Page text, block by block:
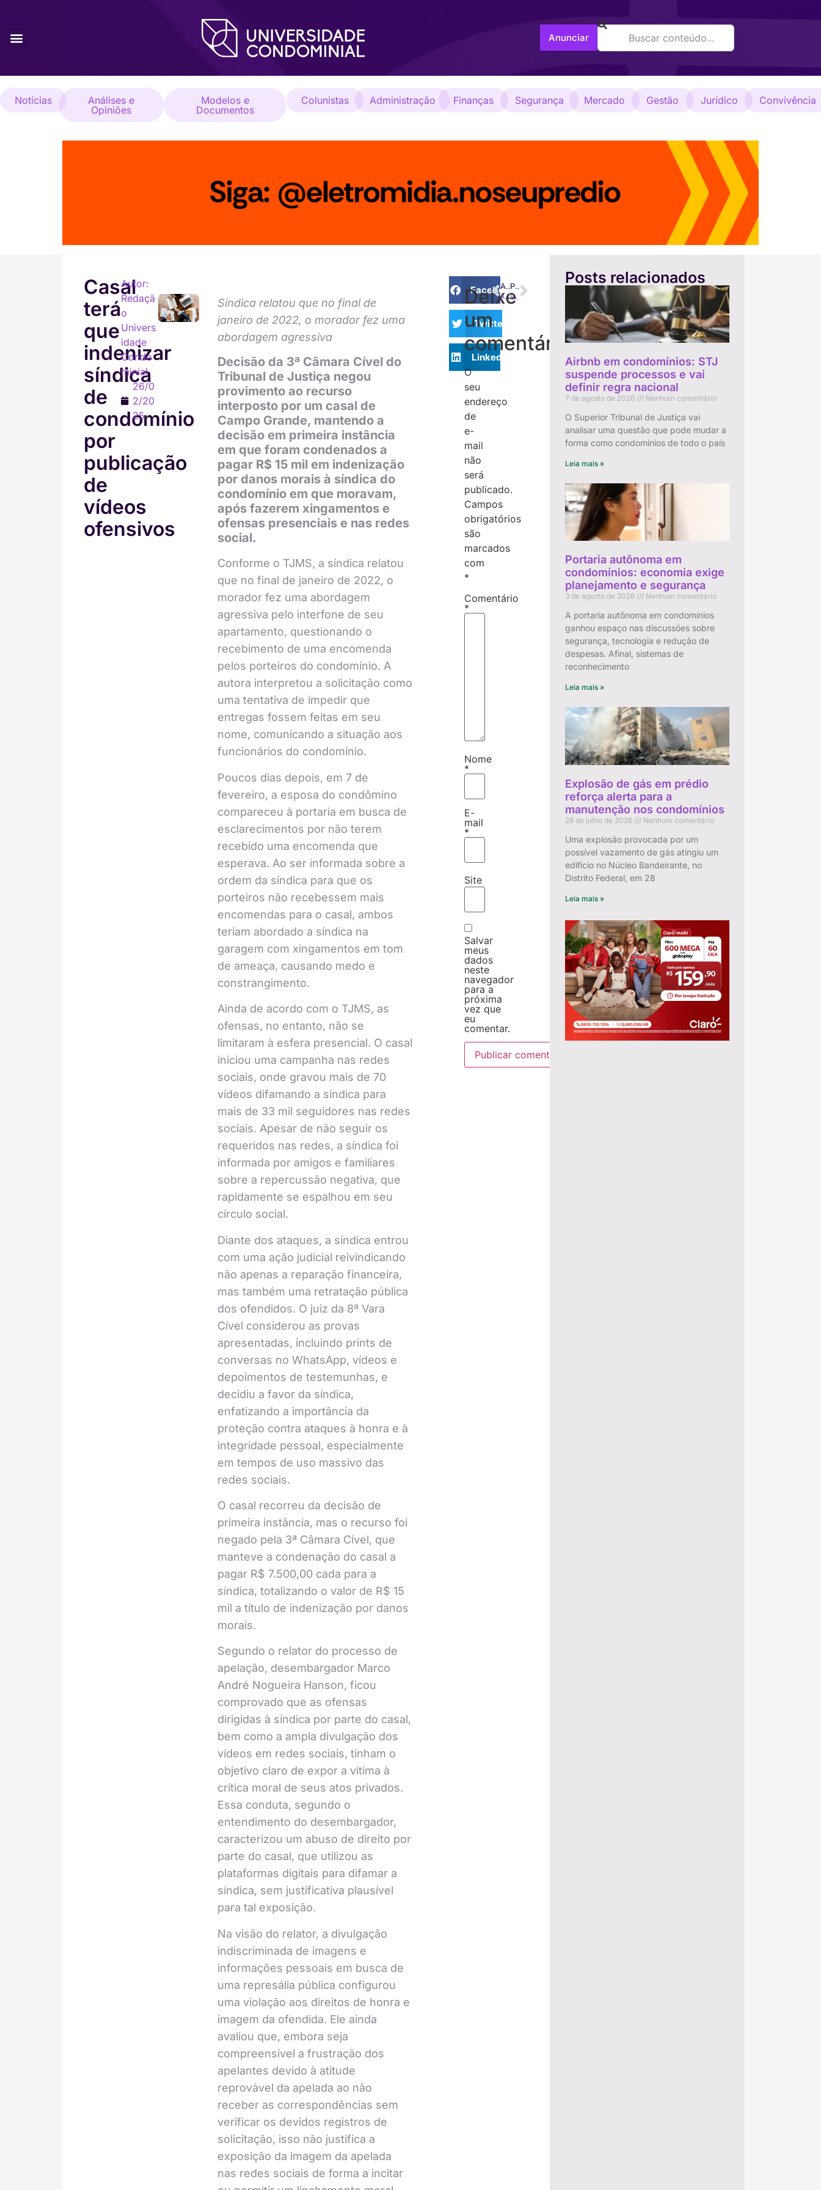
Anunciar
Notícias
Análises e
Opiniões
Modelos e
Documentos
Colunistas Administração Finanças Segurança Mercado Gestão Jurídico Convivência
Casal
terá
que
indenizar
síndica
de
condomínio
por
publicação
de
vídeos
ofensivos
Autor:
Redaçã
o
Univers
idade
Condo
minial
26/0
2/20
25
Síndica relatou que no final de
janeiro de 2022, o morador fez uma
abordagem agressiva
Decisão da 3ª Câmara Cível do
Tribunal de Justiça negou
provimento ao recurso
interposto por um casal de
Campo Grande, mantendo a
decisão em primeira instância
em que foram condenados a
pagar R$ 15 mil em indenização
por danos morais à síndica do
condomínio em que moravam,
após fazerem xingamentos e
ofensas presenciais e nas redes
social.
Conforme o TJMS, a síndica relatou
que no final de janeiro de 2022, o
morador fez uma abordagem
agressiva pelo interfone de seu
apartamento, questionando o
recebimento de uma encomenda
pelos porteiros do condomínio. A
autora interpretou a solicitação como
uma tentativa de impedir que
entregas fossem feitas em seu
nome, comunicando a situação aos
funcionários do condomínio.
Poucos dias depois, em 7 de
fevereiro, a esposa do condômino
compareceu à portaria em busca de
esclarecimentos por não terem
recebido uma encomenda que
esperava. Ao ser informada sobre a
ordem da síndica para que os
porteiros não recebessem mais
encomendas para o casal, ambos
teriam abordado a síndica na
garagem com xingamentos em tom
de ameaça, causando medo e
constrangimento.
Ainda de acordo com o TJMS, as
ofensas, no entanto, não se
limitaram à esfera presencial. O casal
iniciou uma campanha nas redes
sociais, onde gravou mais de 70
vídeos difamando a síndica para
mais de 33 mil seguidores nas redes
sociais. Apesar de não seguir os
requeridos nas redes, a síndica foi
informada por amigos e familiares
sobre a repercussão negativa, que
rapidamente se espalhou em seu
círculo social.
Diante dos ataques, a síndica entrou
com uma ação judicial reivindicando
não apenas a reparação financeira,
mas também uma retratação pública
dos ofendidos. O juiz da 8ª Vara
Cível considerou as provas
apresentadas, incluindo prints de
conversas no WhatsApp, vídeos e
depoimentos de testemunhas, e
decidiu a favor da síndica,
enfatizando a importância da
proteção contra ataques à honra e à
integridade pessoal, especialmente
em tempos de uso massivo das
redes sociais.
O casal recorreu da decisão de
primeira instância, mas o recurso foi
negado pela 3ª Câmara Cível, que
manteve a condenação do casal a
pagar R$ 7.500,00 cada para a
síndica, totalizando o valor de R$ 15
mil a título de indenização por danos
morais.
Segundo o relator do processo de
apelação, desembargador Marco
André Nogueira Hanson, ficou
comprovado que as ofensas
dirigidas à síndica por parte do casal,
bem como a ampla divulgação dos
vídeos em redes sociais, tinham o
objetivo claro de expor a vítima à
crítica moral de seus atos privados.
Essa conduta, segundo o
entendimento do desembargador,
caracterizou um abuso de direito por
parte do casal, que utilizou as
plataformas digitais para difamar a
síndica, sem justificativa plausível
para tal exposição.
Na visão do relator, a divulgação
indiscriminada de imagens e
informações pessoais em busca de
uma represália pública configurou
uma violação aos direitos de honra e
imagem da ofendida. Ele ainda
avaliou que, embora seja
compreensível a frustração dos
apelantes devido à atitude
reprovável da apelada ao não
receber as correspondências sem
verificar os devidos registros de
solicitação, isso não justifica a
exposição da imagem da apelada
nas redes sociais de forma a incitar
Facebook
Twitter
LinkedIn
Deixe
um
comentário
O
seu
endereço
de
e-
mail
não
será
publicado.
Campos
obrigatórios
são
marcados
com
*
Comentário
*
Nome
*
E-
mail
*
Site
Salvar
meus
dados
neste
navegador
para a
próxima
vez que
eu
comentar.
ANTERIOR
Antiga garantidora receberá valor obtido por condomínio em outra ação
PRÓXIMO
Síndico morador (não profissional) tem ISS sobre remuneração?
Posts relacionados
Airbnb em condomínios: STJ
suspende processos e vai
definir regra nacional
7 de agosto de 2026 Nenhum comentário
O Superior Tribunal de Justiça vai
analisar uma questão que pode mudar a
forma como condomínios de todo o país
Leia mais »
Portaria autônoma em
condomínios: economia exige
planejamento e segurança
3 de agosto de 2026 Nenhum comentário
A portaria autônoma em condomínios
ganhou espaço nas discussões sobre
segurança, tecnologia e redução de
despesas. Afinal, sistemas de
reconhecimento
Leia mais »
Explosão de gás em prédio
reforça alerta para a
manutenção nos condomínios
28 de julho de 2026 Nenhum comentário
Uma explosão provocada por um
possível vazamento de gás atingiu um
edifício no Núcleo Bandeirante, no
Distrito Federal, em 28
Leia mais »